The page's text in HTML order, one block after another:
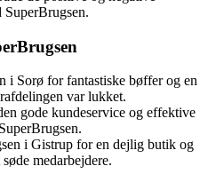
SuperBrugsen.
i Sorø for fantastiske bøffer og en
var lukket.
gode kundeservice og effektive
i Gistrup for en dejlig butik og
medarbejdere.